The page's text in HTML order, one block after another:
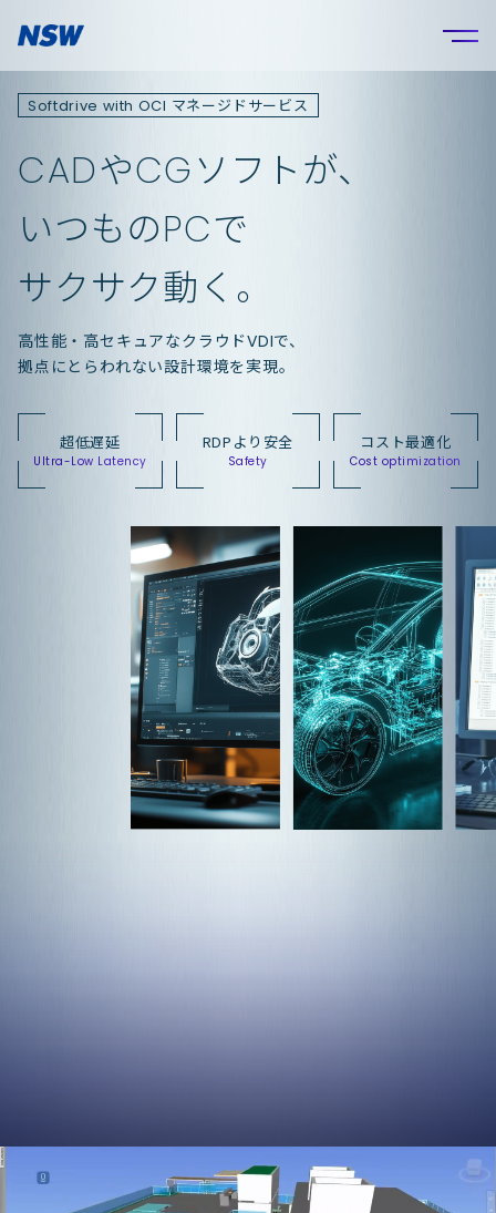
特徴
導入効果
サービス概要
導入の流れ
サポートサービス
資料を見る
お問い合わせ
Softdrive with OCI マネージドサービス
CADやCGソフトが、
いつものPCで
サクサク動く。
高性能・高セキュアなクラウドVDIで、
拠点にとらわれない設計環境を実現。
超低遅延
Ultra-Low Latency
RDPより安全
Safety
コスト最適化
Cost optimization